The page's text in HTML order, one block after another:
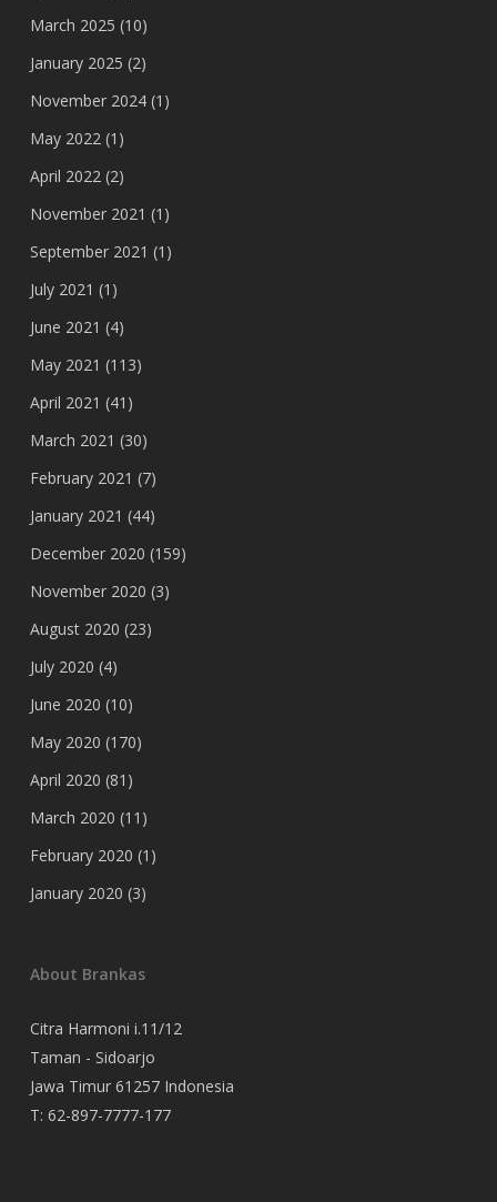
March 2025 (10)
January 2025 (2)
November 2024(1)
May 2022(1)
April 2022(2)
November 2021 (1)
September 2021 (1)
July 2021 (1)
June 2021 (4)
May 2021 (113)
April 2021 (41)
March 2021 (30)
February 2021 (7)
January 2021 (44)
December 2020 (159)
November 2020 (3)
August 2020 (23)
July 2020 (4)
June 2020 (10)
May 2020 (170)
April 2020 (81)
March 2020 (11)
February 2020 (1)
January 2020 (3)
About Brankas
Citra Harmoni i.11/12
Taman - Sidoarjo
Jawa Timur 61257 Indonesia
T: 62-897-7777-177